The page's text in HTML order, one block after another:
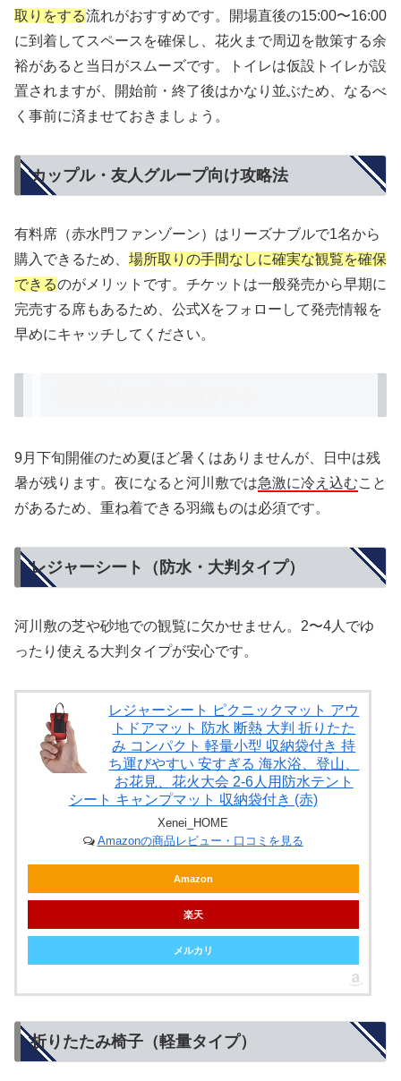
取りをする流れがおすすめです。開場直後の15:00〜16:00
に到着してスペースを確保し、花火まで周辺を散策する余
裕があると当日がスムーズです。トイレは仮設トイレが設
置されますが、開始前・終了後はかなり並ぶため、なるべ
く事前に済ませておきましょう。
カップル・友人グループ向け攻略法
有料席（赤水門ファンゾーン）はリーズナブルで1名から
購入できるため、 場所取りの手間なしに確実な観覧を確保
できるのがメリットです。チケットは一般発売から早期に
完売する席もあるため、公式Xをフォローして発売情報を
早めにキャッチしてください。
9月下旬開催のため夏ほど暑くはありませんが、日中は残
暑が残ります。夜になると河川敷では急激に冷え込むこと
があるため、重ね着できる羽織ものは必須です。
レジャーシート（防水・大判タイプ）
河川敷の芝や砂地での観覧に欠かせません。2〜4人でゆ
ったり使える大判タイプが安心です。
レジャーシート ピクニックマット アウ
トドアマット 防水 断熱 大判 折りたた
み コンパクト 軽量小型 収納袋付き 持
ち運びやすい 安すぎる 海水浴、登山、
お花見、花火大会 2-6人用防水テント
シート キャンプマット 収納袋付き (赤)
Xenei_HOME
Amazonの商品レビュー・口コミを見る
Amazon
楽天
メルカリ
折りたたみ椅子（軽量タイプ）